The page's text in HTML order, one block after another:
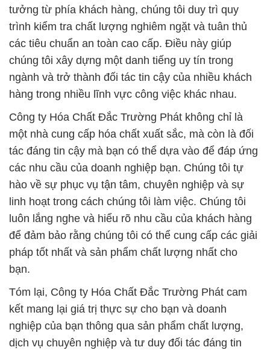
tưởng từ phía khách hàng, chúng tôi duy trì quy
trình kiểm tra chất lượng nghiêm ngặt và tuân thủ
các tiêu chuẩn an toàn cao cấp. Điều này giúp
chúng tôi xây dựng một danh tiếng uy tín trong
ngành và trở thành đối tác tin cậy của nhiều khách
hàng trong nhiều lĩnh vực công việc khác nhau.
Công ty Hóa Chất Đắc Trường Phát không chỉ là
một nhà cung cấp hóa chất xuất sắc, mà còn là đối
tác đáng tin cậy mà bạn có thể dựa vào để đáp ứng
các nhu cầu của doanh nghiệp bạn. Chúng tôi tự
hào về sự phục vụ tận tâm, chuyên nghiệp và sự
linh hoạt trong cách chúng tôi làm việc. Chúng tôi
luôn lắng nghe và hiểu rõ nhu cầu của khách hàng
để đảm bảo rằng chúng tôi có thể cung cấp các giải
pháp tốt nhất và sản phẩm chất lượng nhất cho
bạn.
Tóm lại, Công ty Hóa Chất Đắc Trường Phát cam
kết mang lại giá trị thực sự cho bạn và doanh
nghiệp của bạn thông qua sản phẩm chất lượng,
dịch vụ chuyên nghiệp và tư duy đối tác đáng tin